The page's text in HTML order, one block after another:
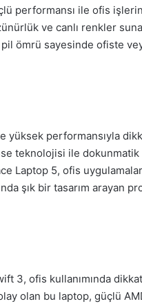
performansı ile ofis
ve canlı renkler
ömrü sayesinde ofiste
yüksek performansıyla
teknolojisi ile
Laptop 5, ofis
şık bir tasarım arayan
3, ofis kullanımında
olan bu laptop, güçlü